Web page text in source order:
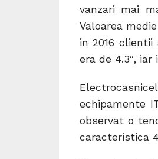
vanzari mai
Valoarea
in 2016
era de 4.3″, iar
echipamente
observat o
caracteristica